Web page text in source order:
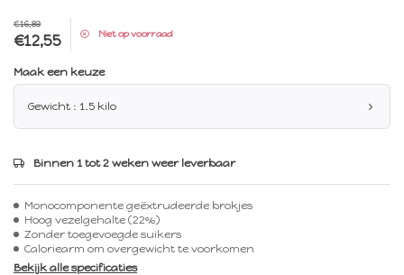
€16,89
€12,55 Niet op voorraad
Maak een keuze
Gewicht : 1.5 kilo
Binnen 1 tot 2 weken weer leverbaar
Monocomponente geëxtrudeerde brokjes
Hoog vezelgehalte (22%)
Zonder toegevoegde suikers
Caloriearm om overgewicht te voorkomen
Bekijk alle specificaties